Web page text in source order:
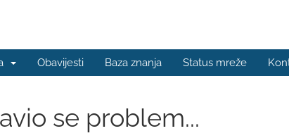
Obavijesti Baza znanja Status mreže
se problem...